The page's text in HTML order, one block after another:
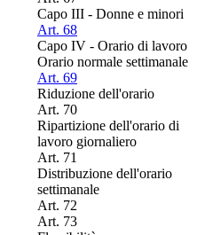
Capo III - Donne e minori
Art. 68
Capo IV - Orario di lavoro
Orario normale settimanale
Art. 69
Riduzione dell'orario
Art. 70
Ripartizione dell'orario di
lavoro giornaliero
Art. 71
Distribuzione dell'orario
settimanale
Art. 72
Art. 73